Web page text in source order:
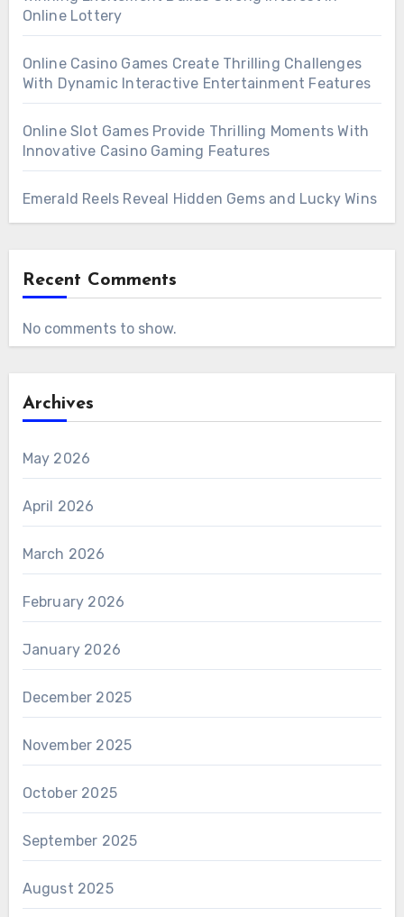
Online Lottery
Online Casino Games Create Thrilling Challenges
With Dynamic Interactive Entertainment Features
Online Slot Games Provide Thrilling Moments With
Innovative Casino Gaming Features
Emerald Reels Reveal Hidden Gems and Lucky Wins
Recent Comments
No comments to show.
Archives
May 2026
April 2026
March 2026
February 2026
January 2026
December 2025
November 2025
October 2025
September 2025
August 2025